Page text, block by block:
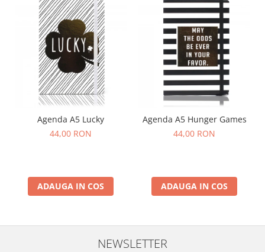
Agenda A5 Lucky
44,00 RON
ADAUGA IN COS
Agenda A5 Hunger Games
44,00 RON
ADAUGA IN COS
NEWSLETTER